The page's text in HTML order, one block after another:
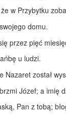
w Przybytku
domu.
przez pięć
u ludzi.
został
Józef; a imię
Pan z tobą;